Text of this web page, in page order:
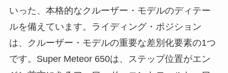
いった、本格的なクルーザー・モデルのディテー
ルを備えています。ライディング・ポジション
は、クルーザー・モデルの重要な差別化要素の1つ
です。Super Meteor 650は、ステップ位置がエン